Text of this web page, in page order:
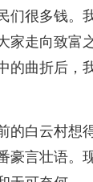
们很多钱。
家走向致富
的曲折后，
的白云村想
豪言壮语。